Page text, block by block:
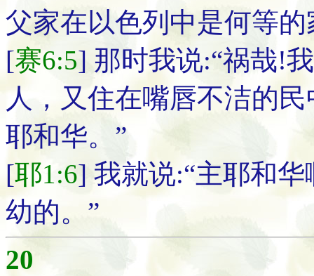
父家在以色列中是何等
[赛6:5] 那时我说:“祸哉!
人，又住在嘴唇不洁的
耶和华。”
[耶1:6] 我就说:“主耶和
幼的。”
20